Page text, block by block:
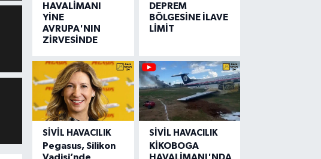
HAVALİMANI
YİNE
AVRUPA'NIN
ZİRVESİNDE
DEPREM
BÖLGESİNE İLAVE
LİMİT
SIVIL HAVACILIK
Pegasus, Silikon
SIVIL HAVACILIK
KİKOBOGA